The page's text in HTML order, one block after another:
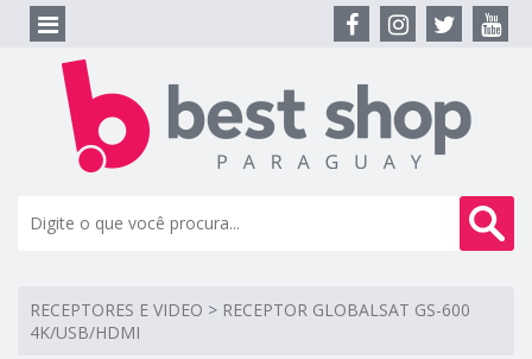
RECEPTORES E VIDEO > RECEPTOR GLOBALSAT GS-600
4K/USB/HDMI